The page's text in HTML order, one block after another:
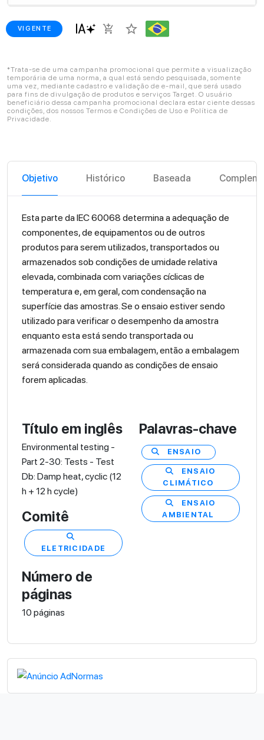
VIGENTE add_shopping_cart star_border
*Trata-se de uma campanha promocional que permite a visualização
temporária de uma norma, a qual está sendo pesquisada, somente
uma vez, mediante cadastro e validação de e-mail, que será usado
para fins de divulgação de produtos e serviços Target. O usuário
beneficiário dessa campanha promocional declara estar ciente dessas
condições, dos nossos Termos e Condições de Uso e Política de
Privacidade.
Objetivo Histórico Baseada
Esta parte da IEC 60068 determina a adequação de
componentes, de equipamentos ou de outros
produtos para serem utilizados, transportados ou
armazenados sob condições de umidade relativa
elevada, combinada com variações cíclicas de
temperatura e, em geral, com condensação na
superfície das amostras. Se o ensaio estiver sendo
utilizado para verificar o desempenho da amostra
enquanto esta está sendo transportada ou
armazenada com sua embalagem, então a embalagem
será considerada quando as condições de ensaio
forem aplicadas.
Título em inglês
Environmental testing -
Part 2-30: Tests - Test
Db: Damp heat, cyclic (12
h + 12 h cycle)
Comitê
ELETRICIDADE
Número de
páginas
10 páginas
Palavras-chave
ENSAIO
ENSAIO
CLIMÁTICO
ENSAIO
AMBIENTAL